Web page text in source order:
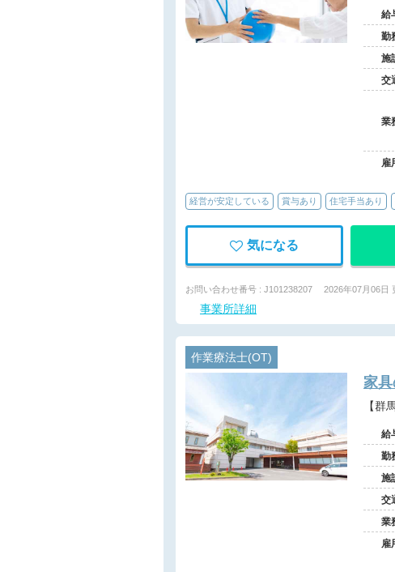
給
勤
施
交
業
雇
経営が安定している 賞与あり 住宅手当あり
気になる
お問い合わせ番号 : J101238207 2026年07月06日
事業所詳細
作業療法士(OT)
家
給
勤
施
交
業
雇